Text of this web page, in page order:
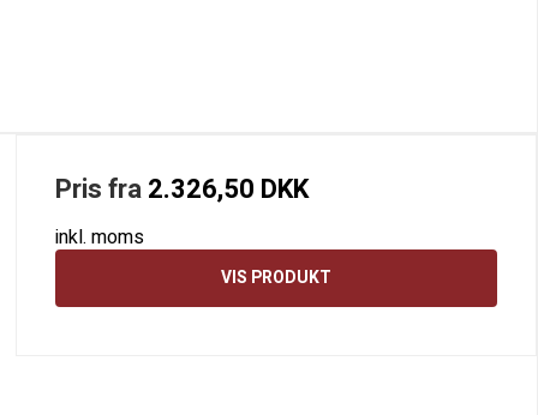
Pris fra2.326,50 DKK
inkl. moms
VIS PRODUKT